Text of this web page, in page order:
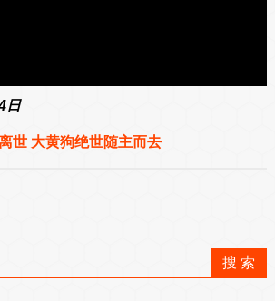
日
世 大黄狗绝世随主而去